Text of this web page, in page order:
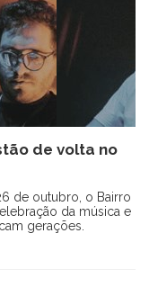
de volta no
de outubro, o Bairro
da música e
gerações.